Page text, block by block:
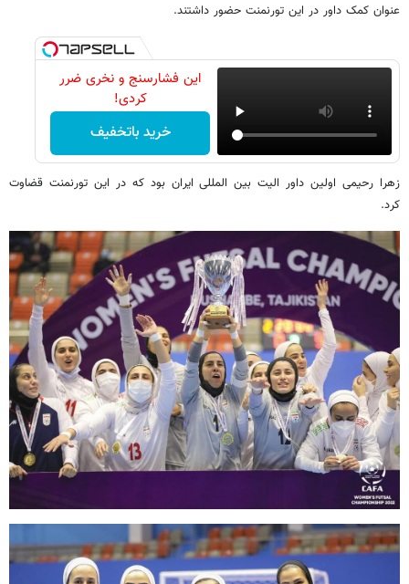
عنوان کمک داور در این تورنمنت حضور داشتند.
این فشارسنج و نخری ضرر
کردی!
خرید باتخفیف
زهرا رحیمی اولین داور الیت بین المللی ایران بود که در این تورنمنت قضاوت
کرد.